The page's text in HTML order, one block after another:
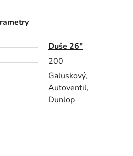
Duše 26"
200
Galuskový,
Autoventil,
Dunlop